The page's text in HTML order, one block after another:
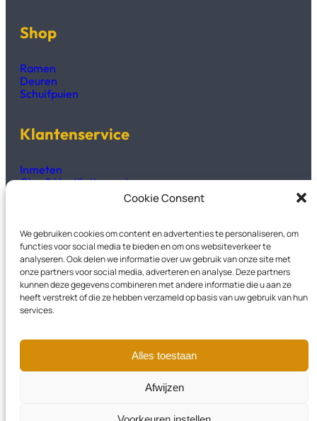
Cookie Consent
We gebruiken cookies om content en advertenties te personaliseren, om
functies voor social media te bieden en om ons websiteverkeer te
analyseren. Ook delen we informatie over uw gebruik van onze site met
onze partners voor social media, adverteren en analyse. Deze partners
kunnen deze gegevens combineren met andere informatie die u aan ze
heeft verstrekt of die ze hebben verzameld op basis van uw gebruik van hun
services.
Alles toestaan
Afwijzen
Shop
Ramen
Deuren
Schuifpuien
Klantenservice
Inmeten
Glas & Ventilatieroosters
Kozijnen2GO
Over Ons
Veelgestelde vragen
Privacyverklaring
Instagram
LinkedIn
Facebook